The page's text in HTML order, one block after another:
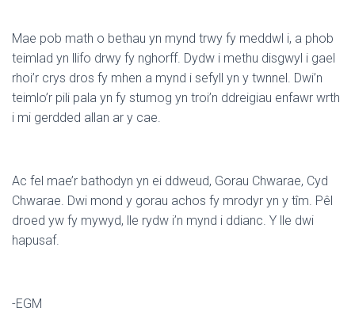
Mae pob math o bethau yn mynd trwy fy meddwl i, a phob
teimlad yn llifo drwy fy nghorff. Dydw i methu disgwyl i gael
rhoi’r crys dros fy mhen a mynd i sefyll yn y twnnel. Dwi’n
teimlo’r pili pala yn fy stumog yn troi’n ddreigiau enfawr wrth
i mi gerdded allan ar y cae.
Ac fel mae’r bathodyn yn ei ddweud, Gorau Chwarae, Cyd
Chwarae. Dwi mond y gorau achos fy mrodyr yn y tîm. Pêl
droed yw fy mywyd, lle rydw i’n mynd i ddianc. Y lle dwi
hapusaf.
-EGM